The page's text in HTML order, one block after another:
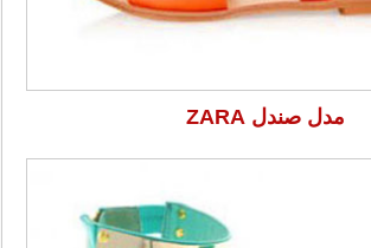
مدل صندل ZARA